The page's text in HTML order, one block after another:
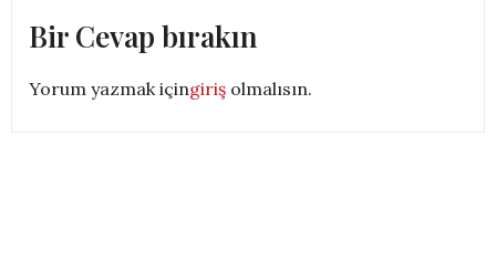
Bir Cevap bırakın
Yorum yazmak içingiriş olmalısın.